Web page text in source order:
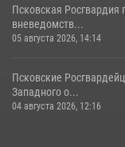
Псковская Росгвардия
вневедомств...
05 августа 2026, 14:14
Псковские
Западного о...
04 августа 2026, 12:16